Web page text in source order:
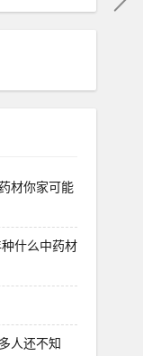
材你家可能
什么中药材
人还不知